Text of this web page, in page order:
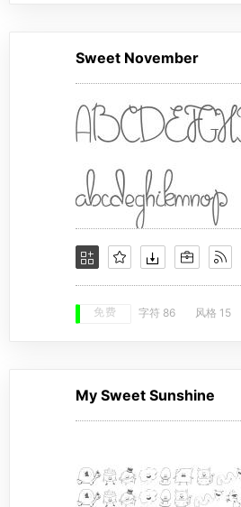
Sweet November
免费 字符 86 风格 15
My Sweet Sunshine